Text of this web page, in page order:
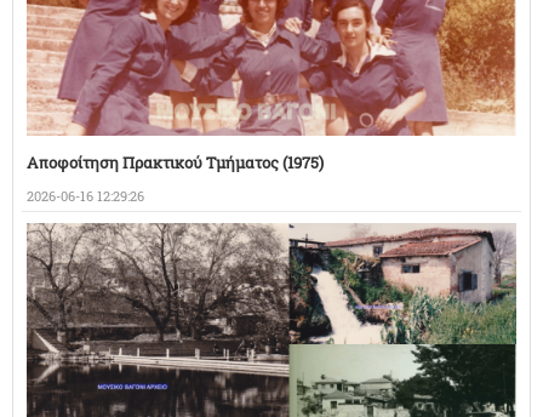
Αποφοίτηση Πρακτικού Τμήματος (1975)
2026-06-16 12:29:26